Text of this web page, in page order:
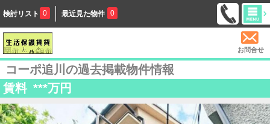
検討リスト 0 最近見た物件 0
お問合せ
コーポ追川の過去掲載物件情報
賃料 ***万円